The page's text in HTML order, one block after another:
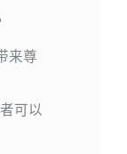
来尊
可以